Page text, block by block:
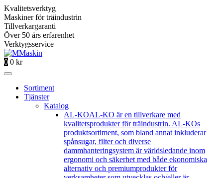
Kvalitetsverktyg
Maskiner för träindustrin
Tillverkargaranti
Över 50 års erfarenhet
Verktygsservice
0 0 kr
Sortiment
Tjänster
Katalog
AL-KOAL-KO är en tillverkare med
kvalitetsprodukter för träindustrin. AL-KOs
produktsortiment, som bland annat inkluderar
spånsugar, filter och diverse
dammhanteringsystem är världsledande inom
ergonomi och säkerhet med både ekonomiska
alternativ och premiumprodukter för